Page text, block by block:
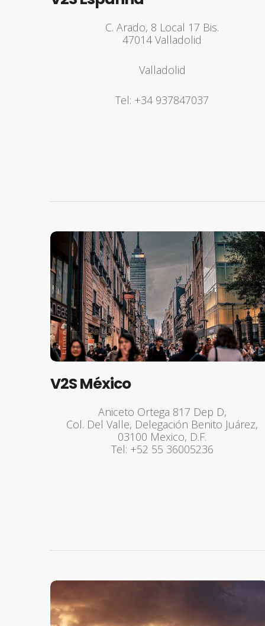
C. Arado, 8 Local 17 Bis.
47014 Valladolid
Valladolid
Tel: +34 937847037
V2S México
Aniceto Ortega 817 Dep D,
Col. Del Valle, Delegación Benito Juárez,
03100 Mexico, D.F.
Tel: +52 55 36005236